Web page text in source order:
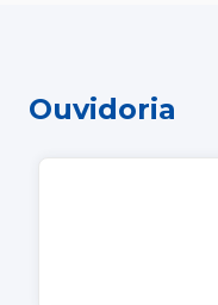
Ouvidoria